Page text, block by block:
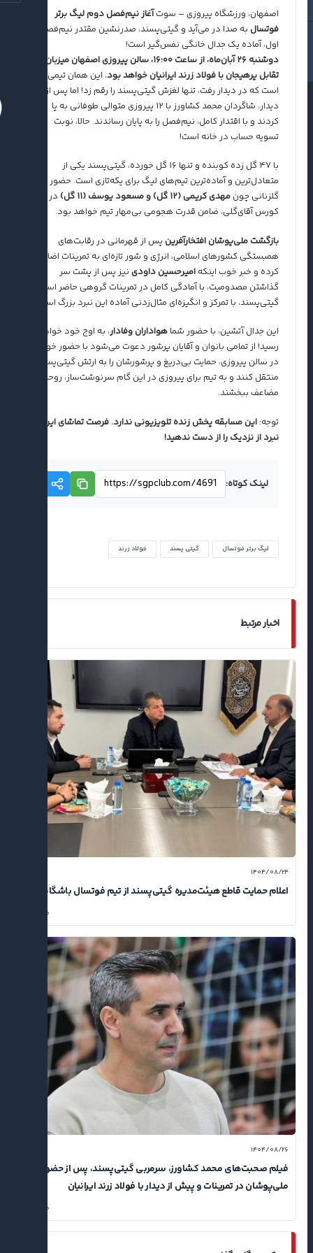
اصفهان، ورزشگاه پیروزی – سوتآغاز نیم‌فصل دوم لیگ برتر
فوتسال به صدا در می‌آید و گیتی‌پسند، صدرنشین مقتدر نیم‌فصل
اول، آماده یک جدال خانگی نفس‌گیر است!
دوشنبه ۲۶ آبان‌ماه، از ساعت ۱۶:۰۰، سالن پیروزی اصفهان میزبان
تقابل پرهیجان با فولاد زرند ایرانیان خواهد بود. این همان تیمی
است که در دیدار رفت، تنها لغزش گیتی‌پسند را رقم زد! اما پس از آن
دیدار، شاگردان محمد کشاورز با ۱۲ پیروزی متوالی طوفانی به پا
کردند و با اقتدار کامل، نیم‌فصل را به پایان رساندند. حالا، نوبت
تسویه حساب در خانه است!
با ۴۷ گل زده کوبنده و تنها ۱۶ گل خورده، گیتی‌پسند یکی از
متعادل‌ترین و آماده‌ترین تیم‌های لیگ برای یکه‌تازی است. حضور
گلزنانی چونمهدی کریمی (۱۲ گل) و مسعود یوسف (۱۱ گل)
در
کورس آقای‌گلی، ضامن قدرت هجومی بی‌مهار تیم خواهد بود.
بازگشت ملی‌پوشان افتخارآفرین پس از قهرمانی در رقابت‌های
همبستگی کشورهای اسلامی، انرژی و شور تازه‌ای به تمرینات اضافه
کرده و خبر خوب اینکه امیرحسین داودی نیز پس از پشت سر
گذاشتن مصدومیت، با آمادگی کامل در تمرینات گروهی حاضر است.
گیتی‌پسند، با تمرکز و انگیزه‌ای مثال‌زدنی آماده این نبرد بزرگ است!
این جدال آتشین، با حضور شماهواداران وفادار، به اوج خود خواهد
رسید! از تمامی بانوان و آقایان پرشور دعوت می‌شود با حضور خود
در سالن پیروزی، حمایت بی‌دریغ و پرشورشان را به ارتش گیتی‌پسند
منتقل کنند و به تیم برای پیروزی در این گام سرنوشت‌ساز، روحیه
مضاعف ببخشند.
توجه: این مسابقه پخش زنده تلویزیونی ندارد. فرصت تماشای این
نبرد از نزدیک را از دست ندهید!
لینک کوتاه:
لیگ برتر فوتسال گیتی پسند فولاد زرند
اخبار مرتبط
۱۴۰۴/۰۸/۲۴
اعلام حمایت قاطع هیئت‌مدیره گیتی‌پسند از تیم فوتسال باشگاه
۰
۱۴۰۴/۰۸/۲۶
فیلم صحبت‌های محمد کشاورز، سرمربی گیتی‌پسند، پس از حضور
ملی‌پوشان در تمرینات و پیش از دیدار با فولاد زرند ایرانیان
۰